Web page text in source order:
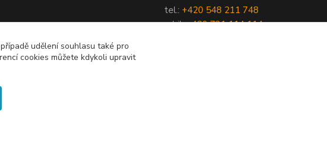
tel.: +420 548 211 748
mobil:+420 731 114 114
udělení souhlasu také pro
cookies můžete kdykoli upravit